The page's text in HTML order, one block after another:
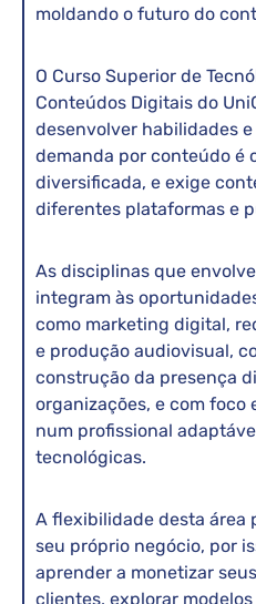
moldando o futuro do
O Curso Superior de
Conteúdos Digitais do
desenvolver habilidades
demanda por conteúdo é
diversificada, e exige
diferentes plataformas e
As disciplinas que
integram às
como marketing digital,
e produção audiovisual,
construção da presença
organizações, e com foco
num profissional
tecnológicas.
A flexibilidade desta área
seu próprio negócio, por
aprender a monetizar
clientes, explorar